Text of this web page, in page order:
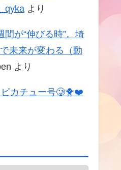
より
間が“伸びる時”。埼
未来が変わる（動
より
カチュー号🥲🐥❤️